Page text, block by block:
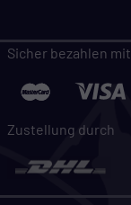
Sicher bezahlen mit
Zustellung durch